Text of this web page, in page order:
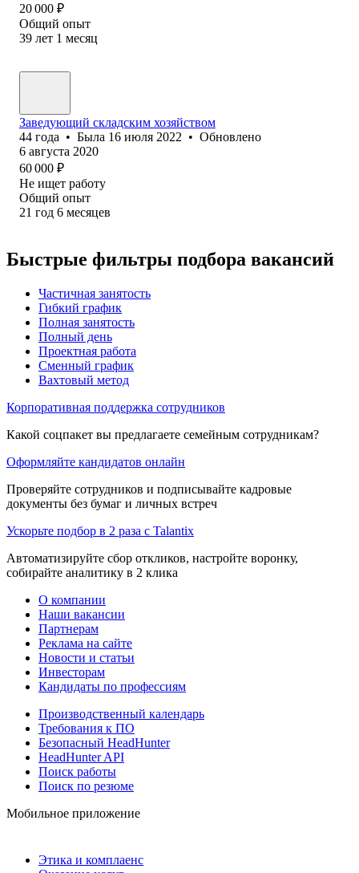
20 000 ₽
Общий опыт
39 лет 1 месяц
Заведующий складским хозяйством
44 года • Была 16 июля 2022 • Обновлено
6 августа 2020
60 000 ₽
Не ищет работу
Общий опыт
21 год 6 месяцев
Быстрые фильтры подбора вакансий
Частичная занятость
Гибкий график
Полная занятость
Полный день
Проектная работа
Сменный график
Вахтовый метод
Корпоративная поддержка сотрудников
Какой соцпакет вы предлагаете семейным сотрудникам?
Оформляйте кандидатов онлайн
Проверяйте сотрудников и подписывайте кадровые
документы без бумаг и личных встреч
Ускорьте подбор в 2 раза с Talantix
Автоматизируйте сбор откликов, настройте воронку,
собирайте аналитику в 2 клика
О компании
Наши вакансии
Партнерам
Реклама на сайте
Новости и статьи
Инвесторам
Кандидаты по профессиям
Производственный календарь
Требования к ПО
Безопасный HeadHunter
HeadHunter API
Поиск работы
Поиск по резюме
Мобильное приложение
Этика и комплаенс